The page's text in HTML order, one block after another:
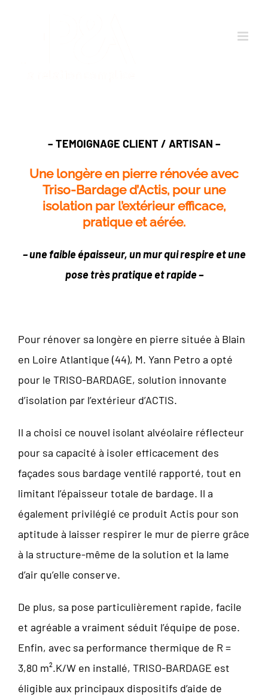
– TEMOIGNAGE CLIENT / ARTISAN –
Une longère en pierre rénovée avec
Triso-Bardage d’Actis, pour une
isolation par l’extérieur efficace,
pratique et aérée.
– une faible épaisseur, un mur qui respire et une
pose très pratique et rapide –
Pour rénover sa longère en pierre située à Blain
en Loire Atlantique (44), M. Yann Petro a opté
pour le TRISO-BARDAGE, solution innovante
d’isolation par l’extérieur d’ACTIS.
Il a choisi ce nouvel isolant alvéolaire réflecteur
pour sa capacité à isoler efficacement des
façades sous bardage ventilé rapporté, tout en
limitant l’épaisseur totale de bardage. Il a
également privilégié ce produit Actis pour son
aptitude à laisser respirer le mur de pierre grâce
à la structure-même de la solution et la lame
d’air qu’elle conserve.
De plus, sa pose particulièrement rapide, facile
et agréable a vraiment séduit l’équipe de pose.
Enfin, avec sa performance thermique de R =
3,80 m².K/W en installé, TRISO-BARDAGE est
éligible aux principaux dispositifs d’aide de